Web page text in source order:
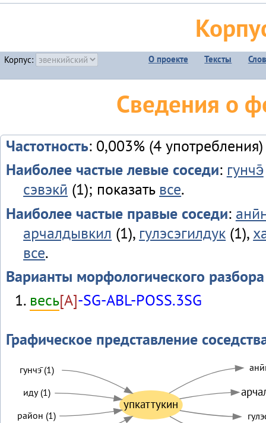
Корпус: О проекте Тексты
Сведения о
Частотность: 0,003% (4 употребления)
Наиболее частые левые соседи: гунчэ̄
сэвэкӣ (1); показать все.
Наиболее частые правые соседи:
арчалдывкил (1), гулэсэгилдук (1),
все.
Варианты морфологического разбора
весь[A]-SG-ABL-POSS.3SG
Графическое представление
упкаттукин
гунчэ̄ (1)
иду (1)
район (1)